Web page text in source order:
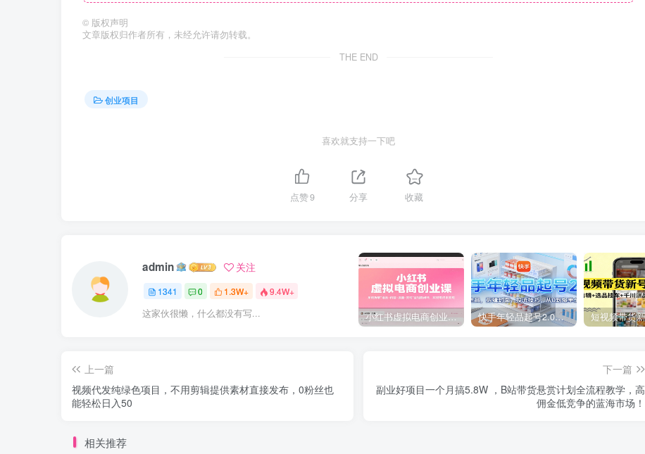
© 版权声明
文章版权归作者所有，未经允许请勿转载。
THE END
创业项目
喜欢就支持一下吧
点赞9 分享 收藏
admin 关注
1341 0 1.3W+ 9.4W+
这家伙很懒，什么都没有写... 小红书虚拟电商创业课，系统拆解选品-内容-流量-变现，实现零成本变现 快手年轻品起号2.0：养号选品，剪辑封面，投流技巧，从0到爆单全流程
上一篇
视频代发纯绿色项目，不用剪辑提供素材直接发布，0粉丝也
能轻松日入50
下一篇
副业好项目一个月搞5.8W ，B站带货悬赏计划全流程教学，高
佣金低竞争的蓝海市场！
相关推荐